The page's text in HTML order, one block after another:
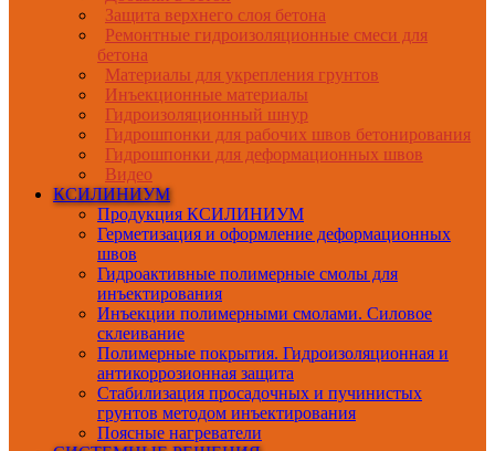
Защита верхнего слоя бетона
Ремонтные гидроизоляционные смеси для
бетона
Материалы для укрепления грунтов
Инъекционные материалы
Гидроизоляционный шнур
Гидрошпонки для рабочих швов бетонирования
Гидрошпонки для деформационных швов
Видео
КСИЛИНИУМ
Продукция КСИЛИНИУМ
Герметизация и оформление деформационных
швов
Гидроактивные полимерные смолы для
инъектирования
Инъекции полимерными смолами. Силовое
склеивание
Полимерные покрытия. Гидроизоляционная и
антикоррозионная защита
Стабилизация просадочных и пучинистых
грунтов методом инъектирования
Поясные нагреватели